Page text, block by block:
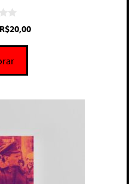
R$20,00